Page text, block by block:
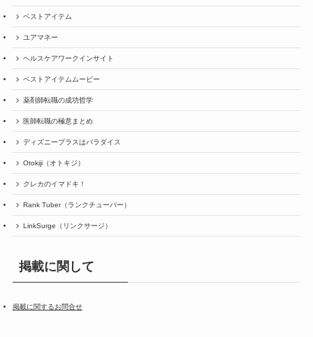
ベストアイテム
ユアマネー
ヘルスケアワークインサイト
ベストアイテムムービー
薬剤師転職の成功哲学
医師転職の極意まとめ
ディズニープラスはパラダイス
Otokiji（オトキジ）
クレカのイマドキ！
Rank Tuber（ランクチューバー）
LinkSurge（リンクサージ）
掲載に関して
掲載に関するお問合せ